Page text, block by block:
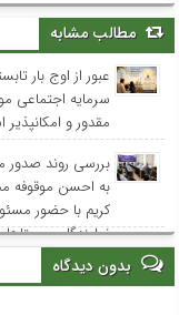
مطالب مشابه
عبور از اوج بار
سرمایه اجتماعی
مقدور و
بررسی روند صدور
به احسن موقوفه
کریم با حضور
نمایندگان
بدون دیدگاه